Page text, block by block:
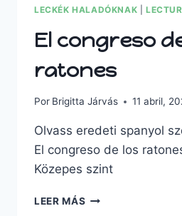
LECKÉK HALADÓKNAK
El congreso
ratones
Por Brigitta Járvás 11 abril,
Olvass eredeti spanyol
El congreso de los
Közepes szint
LEER MÁS EL